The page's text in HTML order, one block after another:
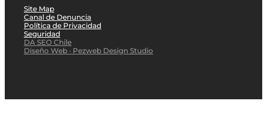
Site Map
Canal de Denuncia
Política de Privacidad
Seguridad
DA SEO Chile
Diseño Web · Pezweb Design Studio